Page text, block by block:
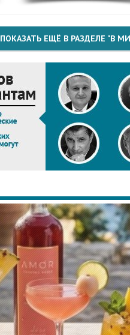
ПОКАЗАТЬ ЕЩЁ В РАЗДЕЛЕ "В